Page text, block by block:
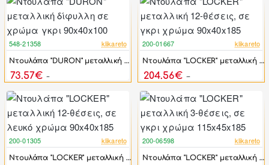
-44%
548-21358 klikareto
Ντουλάπα "DURON" μεταλλική δίφυλλη σε χρώμα γκρι 90x40x100
73.57€
-46%
200-01667 klikareto
Ντουλάπα "LOCKER" μεταλλική 12-θέσεις, σε γκρι χρώμα 90x40x185
204.56€
-46%
200-01305 klikareto
Ντουλάπα "LOCKER" μεταλλική 12-θέσεις, σε λευκό χρώμα 90x40x185
-46%
200-06598 klikareto
Ντουλάπα "LOCKER" μεταλλική 3-θέσεις, σε γκρι χρώμα 115x45x185